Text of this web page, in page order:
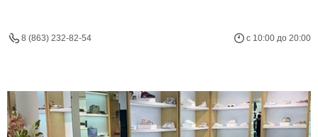
8 (863) 232-82-54 с 10:00 до 20:00